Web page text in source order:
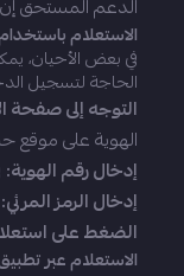
الدعم المستحق
الاستعلام
في بعض الأحيان،
الحاجة لتسجيل
التوجه إلى صفحة
الهوية على موقع
إدخال رقم الهوية:
إدخال الرمز المرئي:
الضغط على
الاستعلام عبر